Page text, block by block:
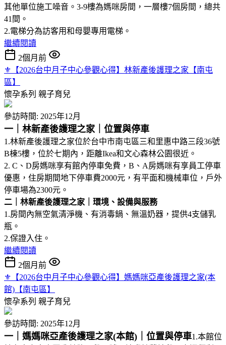
其他單位施工噪音。3-9樓為媽咪房間，一層樓7個房間，總共
41間。
2.電梯分為訪客用和母嬰專用電梯。
繼續閱讀
2個月前
⚜︎【2026台中月子中心參觀心得】林新產後護理之家【南屯
區】
懷孕系列 親子育兒
參訪時間: 2025年12月
一｜林新產後護理之家｜位置與停車
1.林新產後護理之家位於台中市南屯區三和里惠中路三段36號
B棟5樓，位於七期內，距離Ikea和文心森林公園很近。
2. C、D房媽咪享有館內停車免費，B、A房媽咪有享員工停車
優惠，住房期間地下停車費2000元，有平面和機械車位，戶外
停車場為2300元。
二｜林新產後護理之家｜環境、設備與服務
1.房間內無空氣清淨機、有消毒鍋、無溫奶器，提供4支儲乳
瓶。
2.保證入住。
繼續閱讀
2個月前
⚜︎【2026台中月子中心參觀心得】媽媽咪亞產後護理之家(本
館)【南屯區】
懷孕系列 親子育兒
參訪時間: 2025年12月
一｜媽媽咪亞產後護理之家(本館)｜位置與停車1.本館位